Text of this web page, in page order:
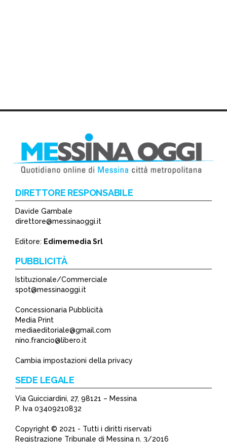
DIRETTORE RESPONSABILE
Davide Gambale
direttore@messinaoggi.it
Editore: Edimemedia Srl
PUBBLICITÀ
Istituzionale/Commerciale
spot@messinaoggi.it
Concessionaria Pubblicità
Media Print
mediaeditoriale@gmail.com
nino.francio@libero.it
Cambia impostazioni della privacy
SEDE LEGALE
Via Guicciardini, 27, 98121 – Messina
P. Iva 03409210832
Copyright © 2021 - Tutti i diritti riservati
Registrazione Tribunale di Messina n. 3/2016